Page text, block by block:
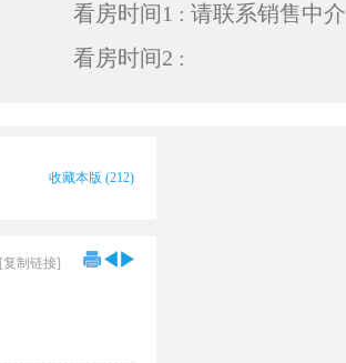
看房时间1 : 请联系销售中介
看房时间2 :
收藏本版 (212)
[复制链接]